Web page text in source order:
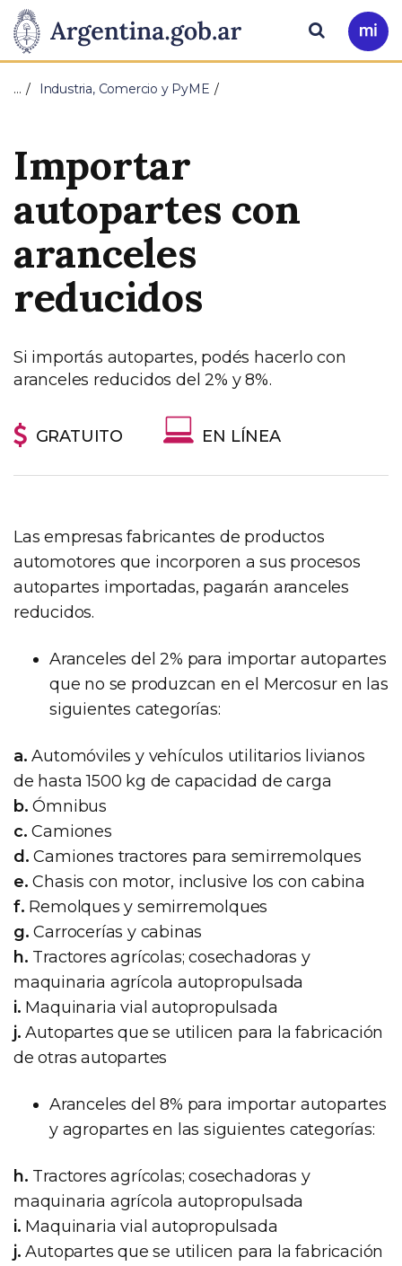
Presidencia
de
Nación
Pasar al contenido principal
Ir
a
Buscar
… Industria, Comercio y PyME
Importar
autopartes con
aranceles
reducidos
Si importás autopartes, podés hacerlo con
aranceles reducidos del 2% y 8%.
GRATUITO EN LÍNEA
Las empresas fabricantes de productos
automotores que incorporen a sus procesos
autopartes importadas, pagarán aranceles
reducidos.
Aranceles del 2% para importar autopartes
que no se produzcan en el Mercosur en las
siguientes categorías:
a. Automóviles y vehículos utilitarios livianos
de hasta 1500 kg de capacidad de carga
b. Ómnibus
c. Camiones
d. Camiones tractores para semirremolques
e. Chasis con motor, inclusive los con cabina
f. Remolques y semirremolques
g. Carrocerías y cabinas
h. Tractores agrícolas; cosechadoras y
maquinaria agrícola autopropulsada
i. Maquinaria vial autopropulsada
j. Autopartes que se utilicen para la fabricación
de otras autopartes
Aranceles del 8% para importar autopartes
y agropartes en las siguientes categorías:
h. Tractores agrícolas; cosechadoras y
maquinaria agrícola autopropulsada
i. Maquinaria vial autopropulsada
j. Autopartes que se utilicen para la fabricación